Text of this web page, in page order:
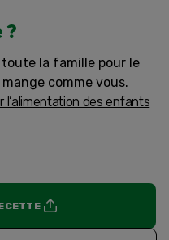
?
la famille pour le
comme vous.
l’alimentation des enfants